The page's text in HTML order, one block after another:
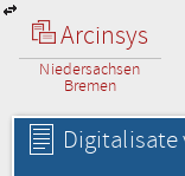
Arcinsys
Niedersachsen
Bremen
Digitalisate